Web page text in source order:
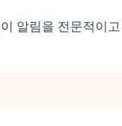
알림을 전문적이